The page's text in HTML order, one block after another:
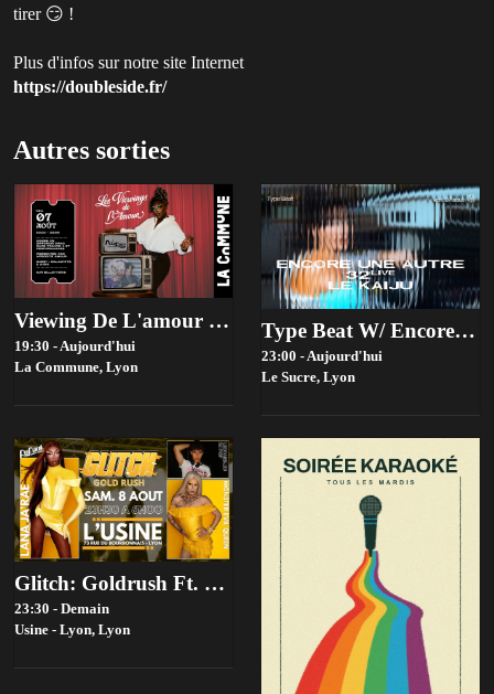
tirer 😏 !
Plus d'infos sur notre site Internet
https://doubleside.fr/
Autres sorties
Viewing De L'amour #5 Avec Malawitte Et Ajna
19:30 - Aujourd'hui
La Commune, Lyon
Type Beat W/ Encore Une Autre, 32live, Le Kaiju
23:00 - Aujourd'hui
Le Sucre, Lyon
Glitch: Goldrush Ft. Lana Ja'rae (Rupaul's Drag Race Us S17)
23:30 - Demain
Usine - Lyon, Lyon